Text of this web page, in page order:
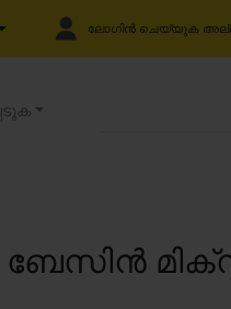
ലോഗിൻ ചെയ്യുക
ബേസിൻ